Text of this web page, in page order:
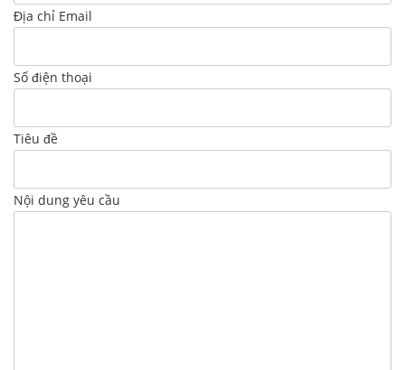
Địa chỉ Email
Số điện thoại
Tiêu đề
Nội dung yêu cầu